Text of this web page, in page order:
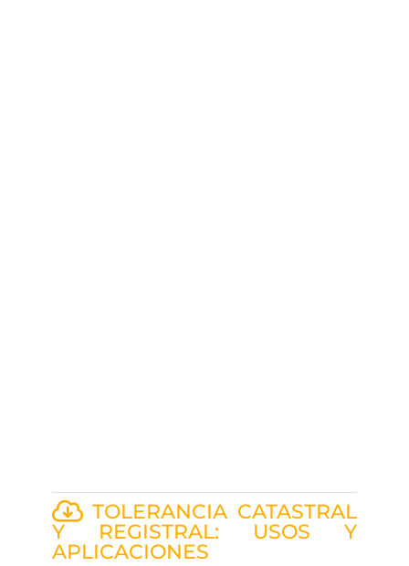
TOLERANCIA CATASTRAL
Y REGISTRAL: USOS Y
APLICACIONES